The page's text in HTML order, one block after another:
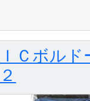
ＩＣボルド
２